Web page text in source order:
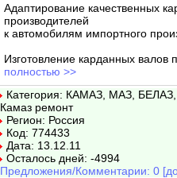
Адаптирование качественных
производителей
к автомобилям импортного
Изготовление карданных валов
полностью >>
Категория: КАМАЗ, МАЗ,
Камаз ремонт
Регион: Россия
Код: 774433
Дата: 13.12.11
Осталось дней: -4994
Предложения/Комментарии: 0